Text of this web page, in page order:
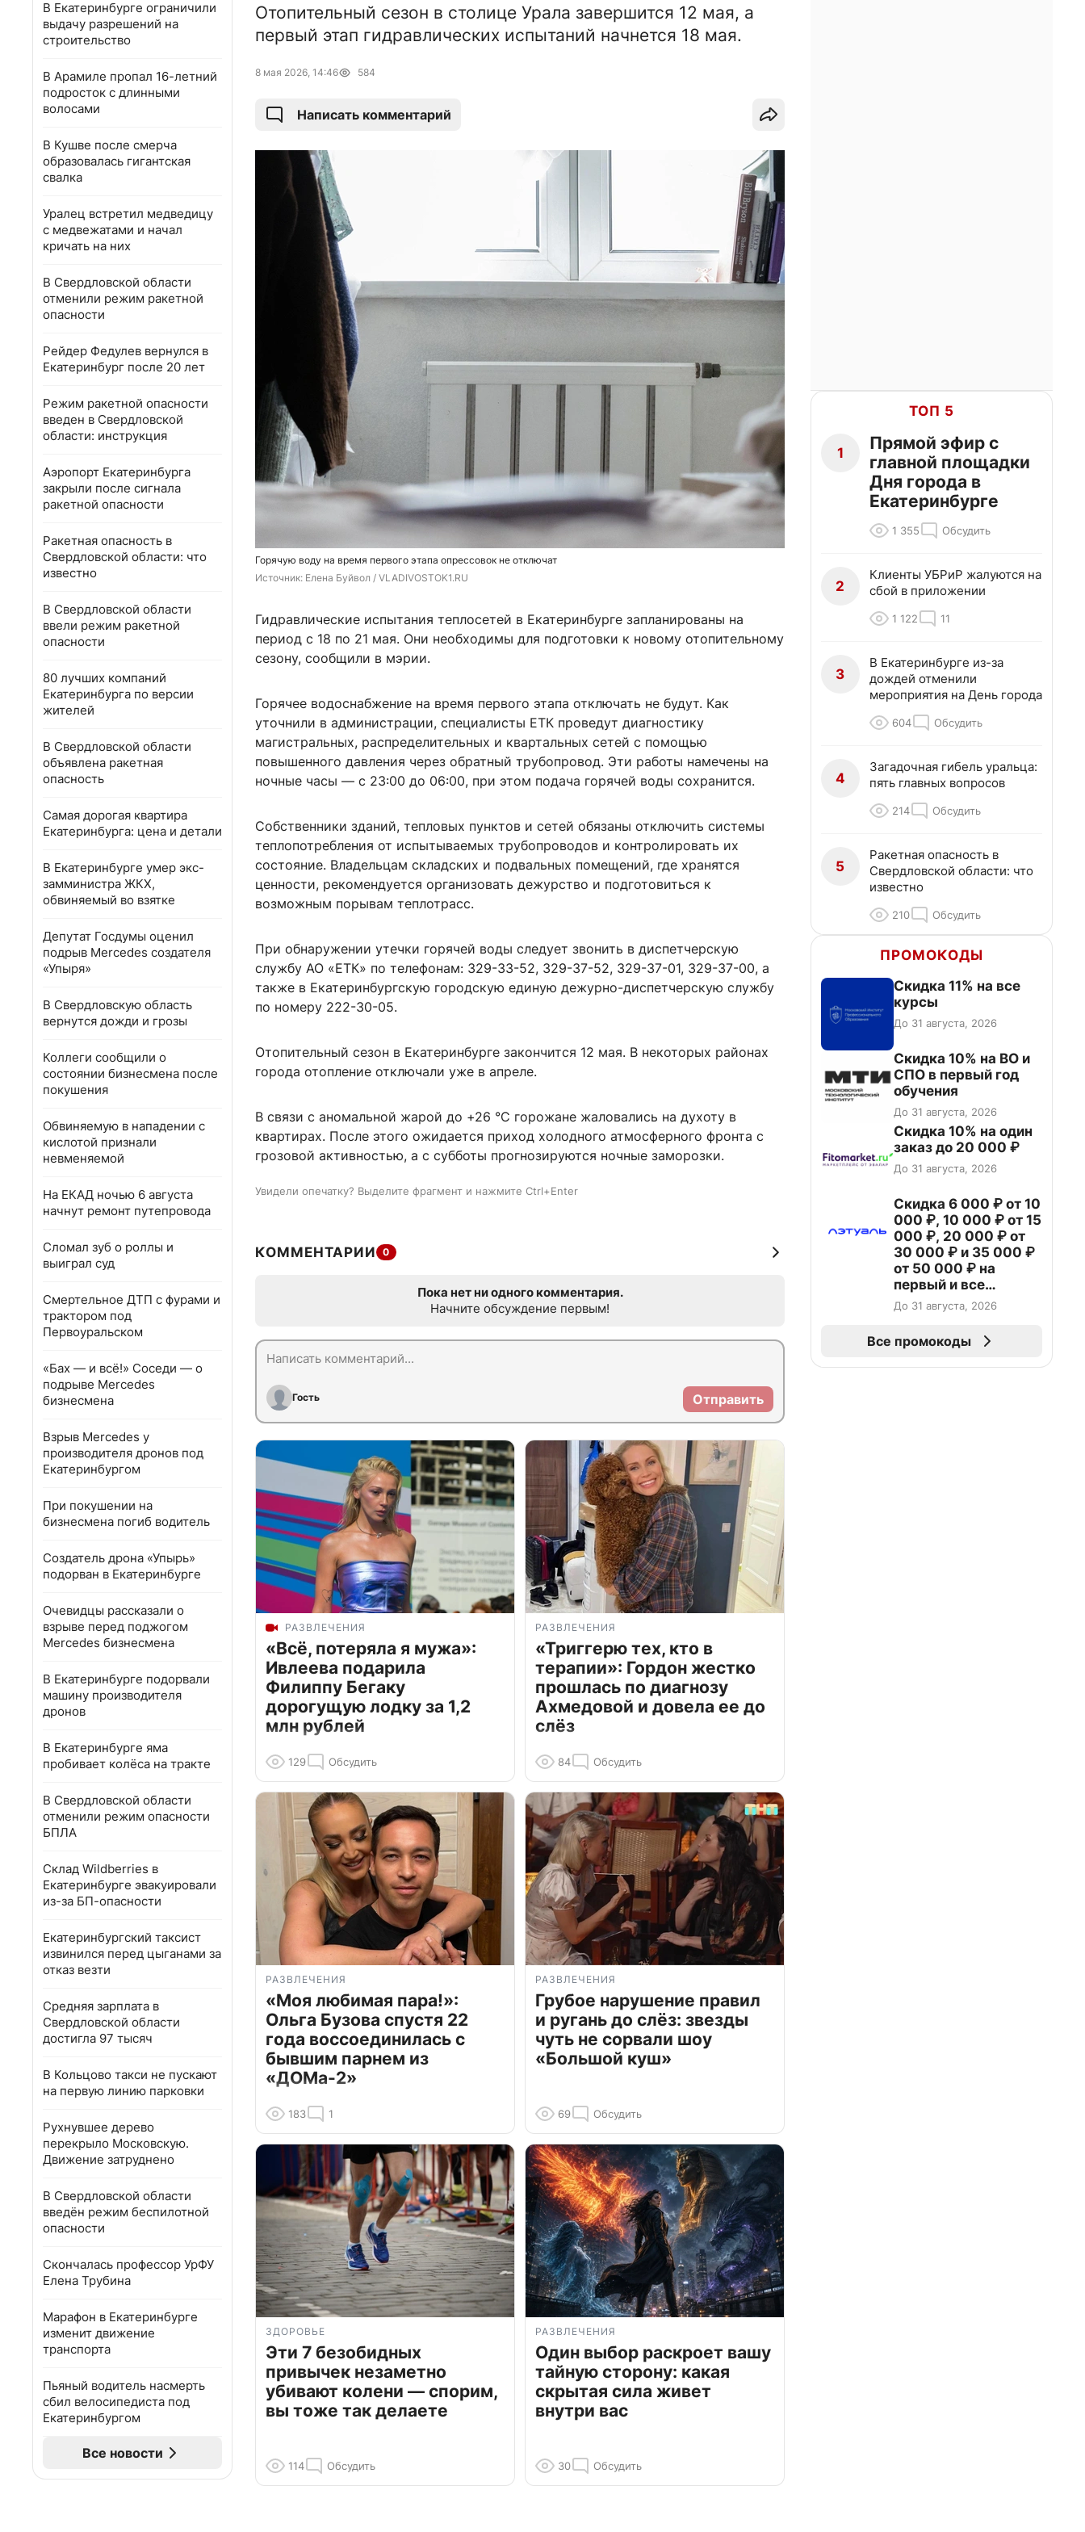
В Екатеринбурге ограничили
выдачу разрешений на
строительство
В Арамиле пропал 16-летний
подросток с длинными
волосами
В Кушве после смерча
образовалась гигантская
свалка
Уралец встретил медведицу
с медвежатами и начал
кричать на них
В Свердловской области
отменили режим ракетной
опасности
Рейдер Федулев вернулся в
Екатеринбург после 20 лет
Режим ракетной опасности
введен в Свердловской
области: инструкция
Аэропорт Екатеринбурга
закрыли после сигнала
ракетной опасности
Ракетная опасность в
Свердловской области: что
известно
В Свердловской области
ввели режим ракетной
опасности
80 лучших компаний
Екатеринбурга по версии
жителей
В Свердловской области
объявлена ракетная
опасность
Самая дорогая квартира
Екатеринбурга: цена и детали
В Екатеринбурге умер экс-
замминистра ЖКХ,
обвиняемый во взятке
Депутат Госдумы оценил
подрыв Mercedes создателя
«Упыря»
В Свердловскую область
вернутся дожди и грозы
Коллеги сообщили о
состоянии бизнесмена после
покушения
Обвиняемую в нападении с
кислотой признали
невменяемой
На ЕКАД ночью 6 августа
начнут ремонт путепровода
Сломал зуб о роллы и
выиграл суд
Смертельное ДТП с фурами и
трактором под
Первоуральском
«Бах — и всё!» Соседи — о
подрыве Mercedes
бизнесмена
Взрыв Mercedes у
производителя дронов под
Екатеринбургом
При покушении на
бизнесмена погиб водитель
Создатель дрона «Упырь»
подорван в Екатеринбурге
Очевидцы рассказали о
взрыве перед поджогом
Mercedes бизнесмена
В Екатеринбурге подорвали
машину производителя
дронов
В Екатеринбурге яма
пробивает колёса на тракте
В Свердловской области
отменили режим опасности
БПЛА
Склад Wildberries в
Екатеринбурге эвакуировали
из-за БП-опасности
Екатеринбургский таксист
извинился перед цыганами за
отказ везти
Средняя зарплата в
Свердловской области
достигла 97 тысяч
В Кольцово такси не пускают
на первую линию парковки
Рухнувшее дерево
перекрыло Московскую.
Движение затруднено
В Свердловской области
введён режим беспилотной
опасности
Скончалась профессор УрФУ
Елена Трубина
Марафон в Екатеринбурге
изменит движение
транспорта
Пьяный водитель насмерть
сбил велосипедиста под
Екатеринбургом
Все новости
Отопительный сезон в столице Урала завершится 12 мая, а
первый этап гидравлических испытаний начнется 18 мая.
8 мая 2026, 14:46 584
Написать комментарий
Горячую воду на время первого этапа опрессовок не отключат
Источник: Елена Буйвол / VLADIVOSTOK1.RU
Гидравлические испытания теплосетей в Екатеринбурге запланированы на
период с 18 по 21 мая. Они необходимы для подготовки к новому отопительному
сезону, сообщили в мэрии.
Горячее водоснабжение на время первого этапа отключать не будут. Как
уточнили в администрации, специалисты ЕТК проведут диагностику
магистральных, распределительных и квартальных сетей с помощью
повышенного давления через обратный трубопровод. Эти работы намечены на
ночные часы — с 23:00 до 06:00, при этом подача горячей воды сохранится.
Собственники зданий, тепловых пунктов и сетей обязаны отключить системы
теплопотребления от испытываемых трубопроводов и контролировать их
состояние. Владельцам складских и подвальных помещений, где хранятся
ценности, рекомендуется организовать дежурство и подготовиться к
возможным порывам теплотрасс.
При обнаружении утечки горячей воды следует звонить в диспетчерскую
службу АО «ЕТК» по телефонам: 329-33-52, 329-37-52, 329-37-01, 329-37-00, а
также в Екатеринбургскую городскую единую дежурно-диспетчерскую службу
по номеру 222-30-05.
Отопительный сезон в Екатеринбурге закончится 12 мая. В некоторых районах
города отопление отключали уже в апреле.
В связи с аномальной жарой до +26 °C горожане жаловались на духоту в
квартирах. После этого ожидается приход холодного атмосферного фронта с
грозовой активностью, а с субботы прогнозируются ночные заморозки.
Увидели опечатку? Выделите фрагмент и нажмите Ctrl+Enter
КОММЕНТАРИИ 0
Пока нет ни одного комментария.
Начните обсуждение первым!
Гость Отправить
РАЗВЛЕЧЕНИЯ
«Всё, потеряла я мужа»:
Ивлеева подарила
Филиппу Бегаку
дорогущую лодку за 1,2
млн рублей
129 Обсудить
РАЗВЛЕЧЕНИЯ
«Триггерю тех, кто в
терапии»: Гордон жестко
прошлась по диагнозу
Ахмедовой и довела ее до
слёз
84 Обсудить
РАЗВЛЕЧЕНИЯ
«Моя любимая пара!»:
Ольга Бузова спустя 22
года воссоединилась с
бывшим парнем из
«ДОМа-2»
183 1
РАЗВЛЕЧЕНИЯ
Грубое нарушение правил
и ругань до слёз: звезды
чуть не сорвали шоу
«Большой куш»
69 Обсудить
ЗДОРОВЬЕ
Эти 7 безобидных
привычек незаметно
убивают колени — спорим,
вы тоже так делаете
114 Обсудить
РАЗВЛЕЧЕНИЯ
Один выбор раскроет вашу
тайную сторону: какая
скрытая сила живет
внутри вас
30 Обсудить
ТОП 5
1
Прямой эфир с
главной площадки
Дня города в
Екатеринбурге
1 355 Обсудить
2
Клиенты УБРиР жалуются на
сбой в приложении
1 122 11
3
В Екатеринбурге из-за
дождей отменили
мероприятия на День города
604 Обсудить
4
Загадочная гибель уральца:
пять главных вопросов
214 Обсудить
5
Ракетная опасность в
Свердловской области: что
известно
210 Обсудить
ПРОМОКОДЫ
Скидка 11% на все
курсы
До 31 августа, 2026
Скидка 10% на ВО и
СПО в первый год
обучения
До 31 августа, 2026
Скидка 10% на один
заказ до 20 000 ₽
До 31 августа, 2026
Скидка 6 000 ₽ от 10
000 ₽, 10 000 ₽ от 15
000 ₽, 20 000 ₽ от
30 000 ₽ и 35 000 ₽
от 50 000 ₽ на
первый и все
повторные заказы по
промокоду НАБЕРИ
До 31 августа, 2026
Все промокоды